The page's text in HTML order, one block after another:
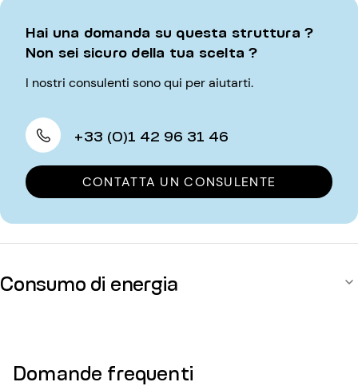
Hai una domanda su questa struttura ?
Non sei sicuro della tua scelta ?
I nostri consulenti sono qui per aiutarti.
+33 (0)1 42 96 31 46
CONTATTA UN CONSULENTE
Consumo di energia
Domande frequenti